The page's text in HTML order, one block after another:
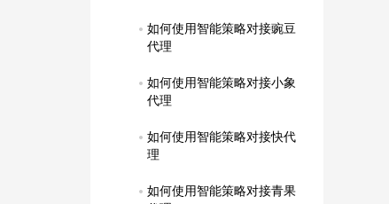
如何使用智能策略对接豌豆
代理
如何使用智能策略对接小象
代理
如何使用智能策略对接快代
理
如何使用智能策略对接青果